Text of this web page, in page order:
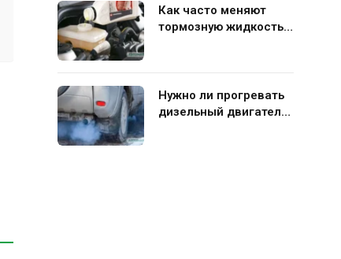
Как часто меняют
тормозную жидкость в
Нужно ли прогревать
дизельный двигатель